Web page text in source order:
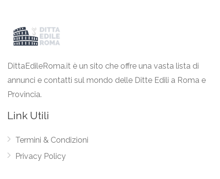
DittaEdileRoma.it è un sito che offre una vasta lista di
annunci e contatti sul mondo delle Ditte Edili a Roma e
Provincia.
Link Utili
Termini & Condizioni
Privacy Policy